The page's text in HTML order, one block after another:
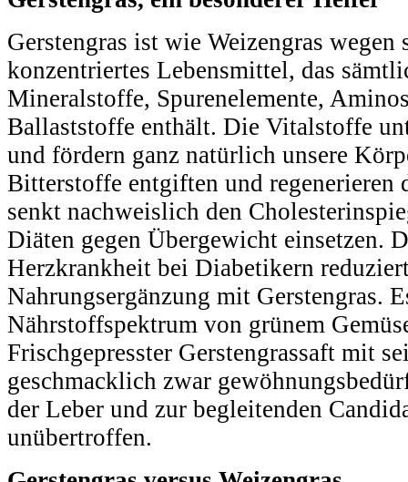
Gerstengras ist wie Weizengras
konzentriertes Lebensmittel, das
Mineralstoffe, Spurenelemente,
Ballaststoffe enthält. Die Vitalstoffe
und fördern ganz natürlich unsere
Bitterstoffe entgiften und regenerieren
senkt nachweislich den
Diäten gegen Übergewicht einsetzen.
Herzkrankheit bei Diabetikern
Nahrungsergänzung mit Gerstengras.
Nährstoffspektrum von grünem
Frischgepresster Gerstengrassaft mit
geschmacklich zwar
der Leber und zur begleitenden
unübertroffen.